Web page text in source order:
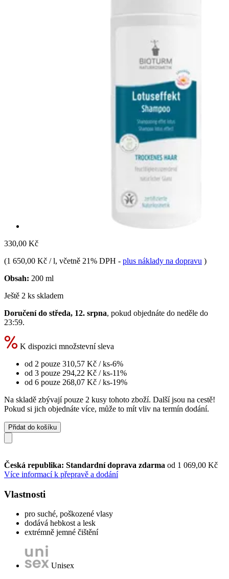
330,00 Kč
(1 650,00 Kč / l, včetně 21% DPH - plus náklady na dopravu )
Obsah: 200 ml
Ještě 2 ks skladem
Doručení do středa, 12. srpna, pokud objednáte do neděle do
23:59.
K dispozici množstevní sleva
od 2 pouze 310,57 Kč / ks-6%
od 3 pouze 294,22 Kč / ks-11%
od 6 pouze 268,07 Kč / ks-19%
Na skladě zbývají pouze 2 kusy tohoto zboží. Další jsou na cestě!
Pokud si jich objednáte více, může to mít vliv na termín dodání.
Přidat do košíku
Česká republika: Standardní doprava zdarma od 1 069,00 Kč
Více informací k přepravě a dodání
Vlastnosti
pro suché, poškozené vlasy
dodává hebkost a lesk
extrémně jemné čištění
Unisex